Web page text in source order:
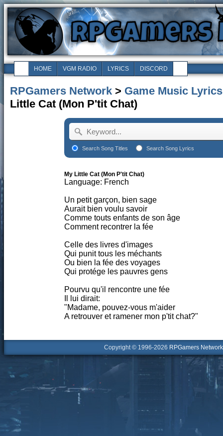
HOME VGM RADIO LYRICS DISCORD
RPGamers Network > Game Music Lyrics
Little Cat (Mon P'tit Chat)
Search Song Titles Search Song Lyrics
My Little Cat (Mon P'tit Chat)
Language: French
Un petit garçon, bien sage
Aurait bien voulu savoir
Comme touts enfants de son âge
Comment recontrer la fée
Celle des livres d'images
Qui punit tous les méchants
Ou bien la fée des voyages
Qui protége les pauvres gens
Pourvu qu'il rencontre une fée
Il lui dirait:
"Madame, pouvez-vous m'aider
A retrouver et ramener mon p'tit chat?"
Copyright © 1996-2026 RPGamers Network